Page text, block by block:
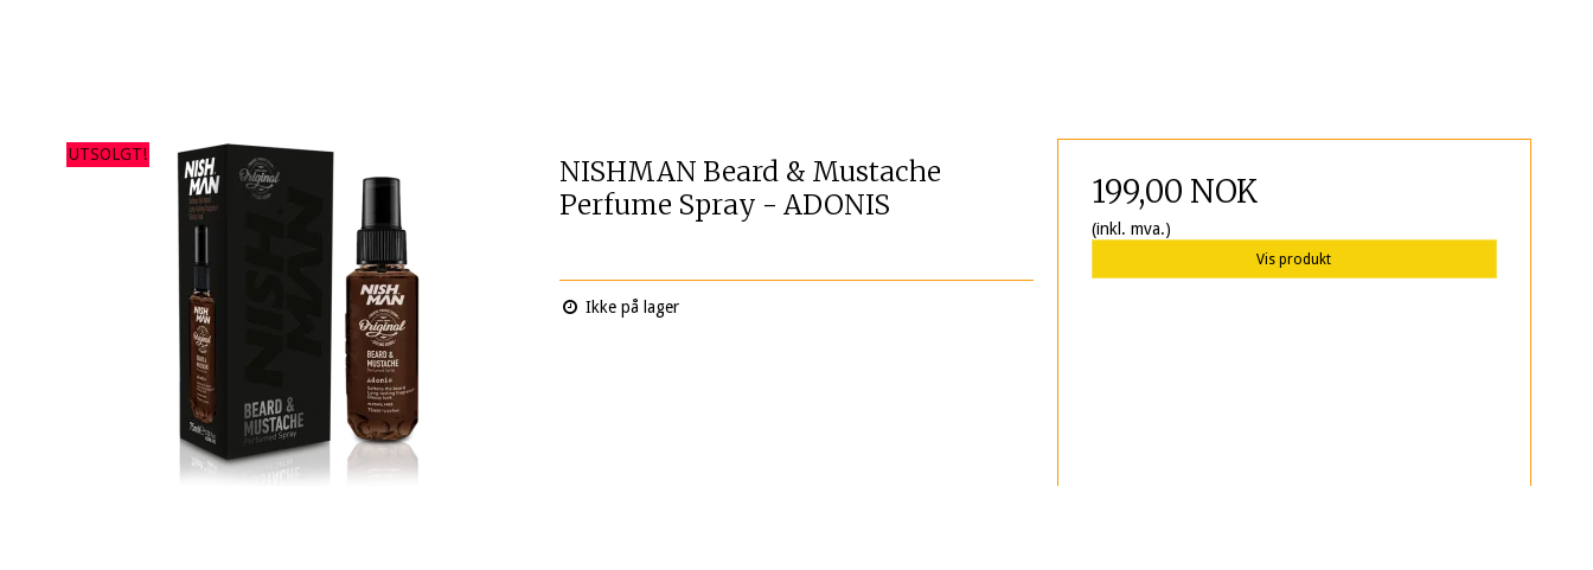
UTSOLGT!
NISHMAN Beard & Mustache
Perfume Spray - ADONIS
Ikke på lager
199,00 NOK
(inkl. mva.)
Vis produkt